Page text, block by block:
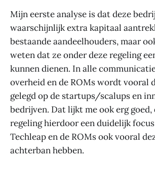
Mijn eerste analyse is dat deze
waarschijnlijk extra kapitaal
bestaande aandeelhouders, maar
weten dat ze onder deze regeling
kunnen dienen. In alle
overheid en de ROMs wordt vooral
gelegd op de startups/scalups en
bedrijven. Dat lijkt me ook erg goed,
regeling hierdoor een duidelijk
Techleap en de ROMs ook vooral
achterban hebben.